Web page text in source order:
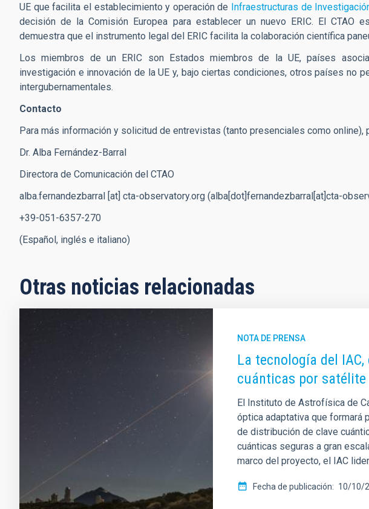
UE que facilita el establecimiento y operación de Infraestructuras de
decisión de la Comisión Europea para establecer un nuevo ERIC. El CTAO
demuestra que el instrumento legal del ERIC facilita la colaboración científica
Los miembros de un ERIC son Estados miembros de la UE, países
investigación e innovación de la UE y, bajo ciertas condiciones, otros países no
intergubernamentales.
Contacto
Para más información y solicitud de entrevistas (tanto presenciales como online),
Dr. Alba Fernández-Barral
Directora de Comunicación del CTAO
alba.fernandezbarral [at] cta-observatory.org (alba[dot]fernandezbarral[at]cta-
+39-051-6357-270
(Español, inglés e italiano)
Otras noticias relacionadas
NOTA DE PRENSA
La tecnología del
cuánticas por satélite
El Instituto de Astrofísica de
óptica adaptativa que formará
de distribución de clave
cuánticas seguras a gran
marco del proyecto, el IAC
Fecha de publicación 10/10/